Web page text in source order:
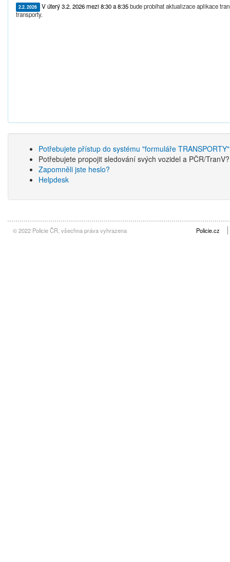
2.2. 2026 V úterý 3.2. 2026 mezi 8:30 a 8:35bude probíhat aktualizace aplikace
transporty.
Potřebujete přístup do systému "formuláře
Potřebujete propojit sledování svých vozidel a PČR/
Zapomněli jste heslo?
Helpdesk
© 2022 Policie ČR, všechna práva vyhrazena Policie.cz